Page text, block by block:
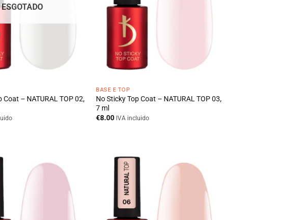
ESGOTADO
Coat – NATURAL TOP 02,
BASE E TOP
No Sticky Top Coat – NATURAL TOP 03,
7 ml
€8.00 IVA incluido